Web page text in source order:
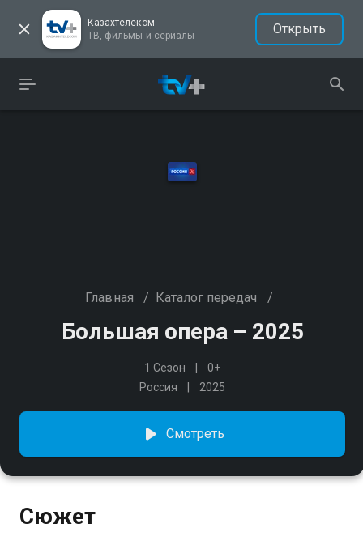
Казахтелеком
ТВ, фильмы и сериалы
Открыть
Главная / Каталог передач /
Большая опера – 2025
1 Сезон
0+
Россия
2025
Смотреть
Сюжет